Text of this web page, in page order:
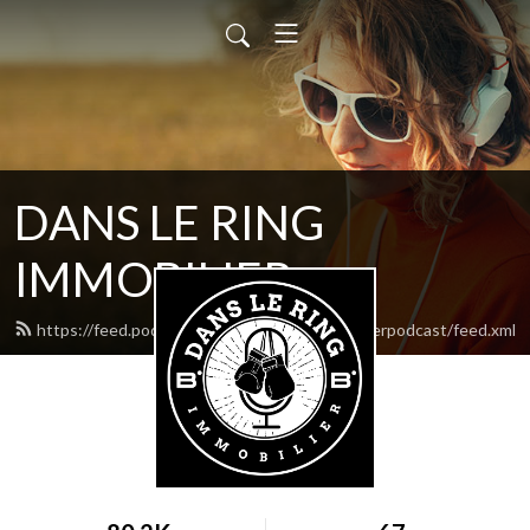
DANS LE RING
IMMOBILIER
https://feed.podbean.com/dansleringimmobilierpodcast/feed.xml